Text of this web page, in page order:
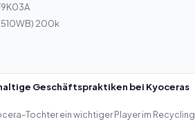
200k
Geschäftspraktiken bei Kyoceras
Tochter ein wichtiger Player im Recycling